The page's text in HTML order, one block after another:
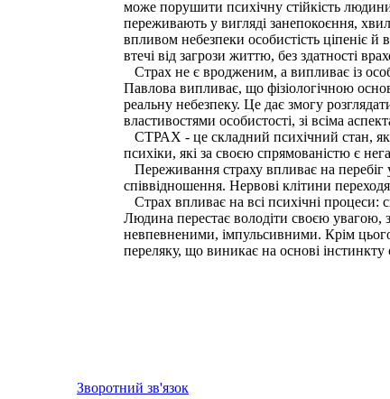
може порушити психічну стійкість
переживають у вигляді занепокоєння,
впливом небезпеки особистість ціпеніє й
втечі від загрози життю, без здатності
Страх не є вродженим, а випливає із
Павлова випливає, що фізіологічною
реальну небезпеку. Це дає змогу
властивостями особистості, зі всіма
СТРАХ - це складний психічний стан,
психіки, які за своєю спрямованістю є
Переживання страху впливає на перебіг
співвідношення. Нервові клітини
Страх впливає на всі психічні
Людина перестає володіти своєю увагою,
невпевненими, імпульсивними. Крім
переляку, що виникає на основі інстинкту
Зворотний зв'язок